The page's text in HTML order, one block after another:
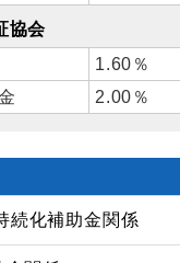
協会
1.60％
2.00％
続化補助金関係